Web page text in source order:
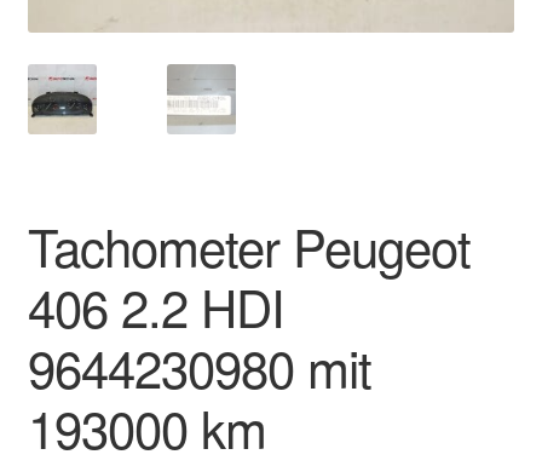
Mein Konto
Warenkorb
Weltweiter Versand
Zahlungen
Tachometer Peugeot
406 2.2 HDI
9644230980 mit
193000 km